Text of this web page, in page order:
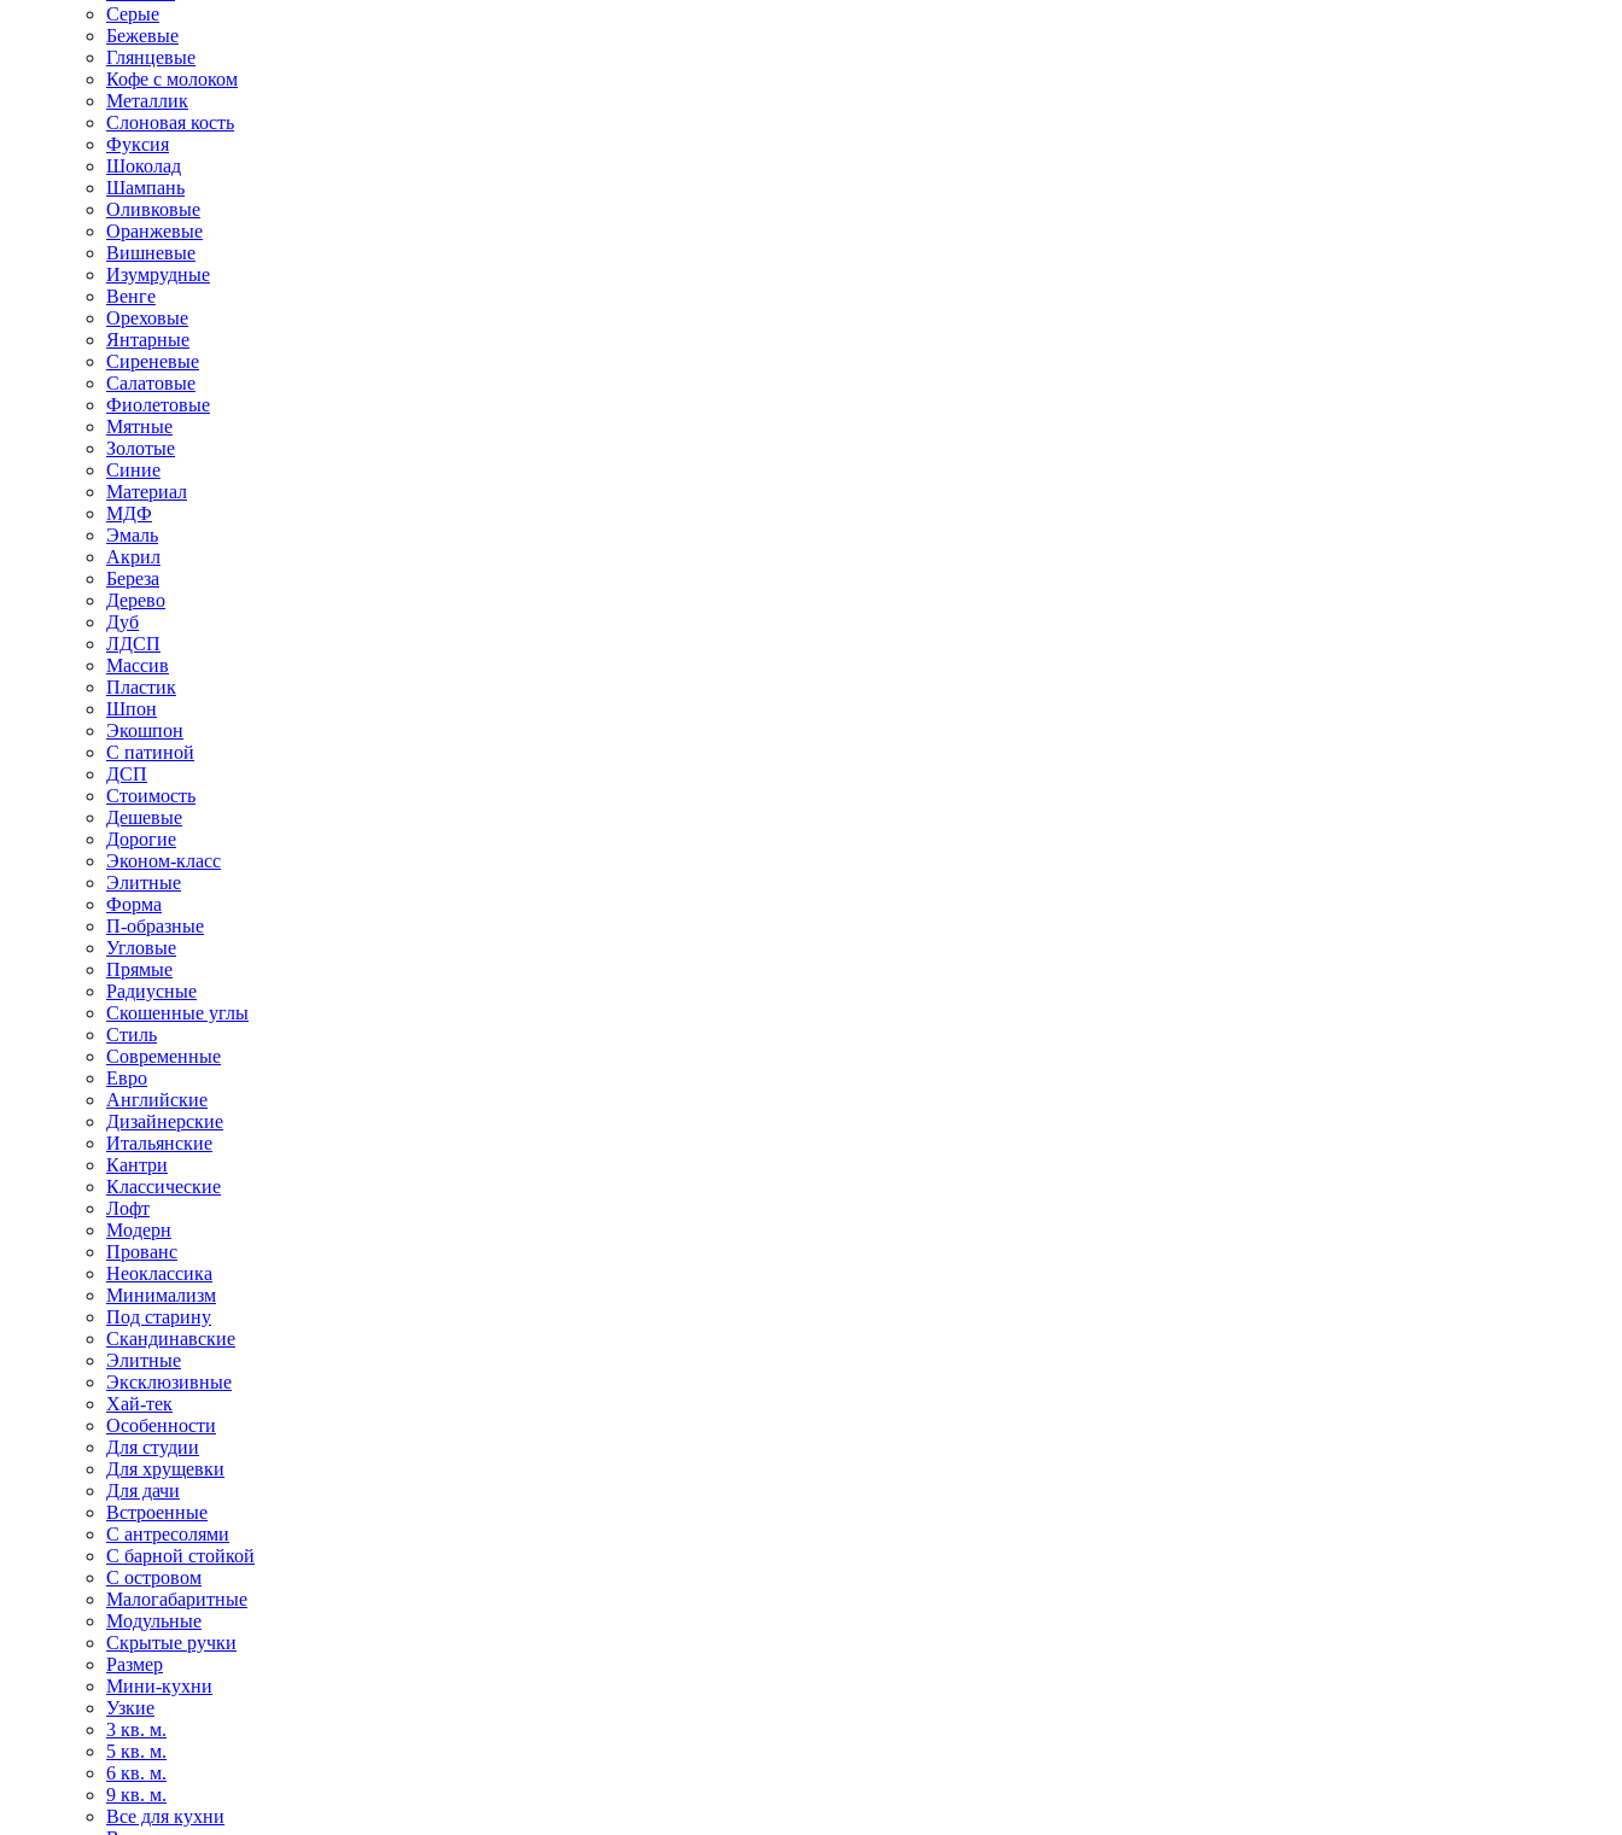
Серые
Бежевые
Глянцевые
Кофе с молоком
Металлик
Слоновая кость
Фуксия
Шоколад
Шампань
Оливковые
Оранжевые
Вишневые
Изумрудные
Венге
Ореховые
Янтарные
Сиреневые
Салатовые
Фиолетовые
Мятные
Золотые
Синие
Материал
МДФ
Эмаль
Акрил
Береза
Дерево
Дуб
ЛДСП
Массив
Пластик
Шпон
Экошпон
С патиной
ДСП
Стоимость
Дешевые
Дорогие
Эконом-класс
Элитные
Форма
П-образные
Угловые
Прямые
Радиусные
Скошенные углы
Стиль
Современные
Евро
Английские
Дизайнерские
Итальянские
Кантри
Классические
Лофт
Модерн
Прованс
Неоклассика
Минимализм
Под старину
Скандинавские
Элитные
Эксклюзивные
Хай-тек
Особенности
Для студии
Для хрущевки
Для дачи
Встроенные
С антресолями
С барной стойкой
С островом
Малогабаритные
Модульные
Скрытые ручки
Размер
Мини-кухни
Узкие
3 кв. м.
5 кв. м.
6 кв. м.
9 кв. м.
Все для кухни